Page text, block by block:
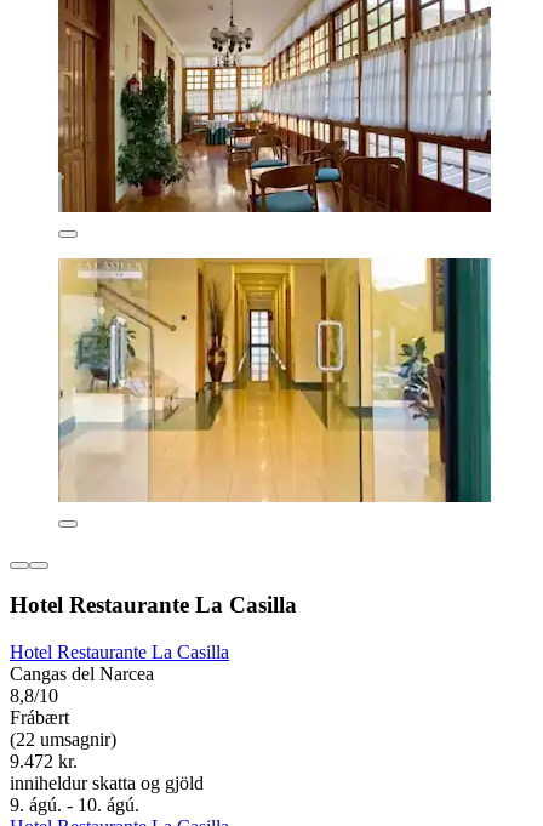
Hotel Restaurante La Casilla
Hotel Restaurante La Casilla
Cangas del Narcea
8,8/10
Frábært
(22 umsagnir)
9.472 kr.
inniheldur skatta og gjöld
9. ágú. - 10. ágú.